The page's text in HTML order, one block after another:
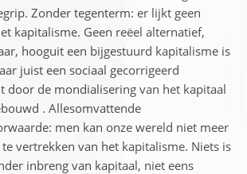
Zonder tegenterm: er lijkt geen
kapitalisme. Geen reëel alternatief,
hooguit een bijgestuurd kapitalisme is
juist een sociaal gecorrigeerd
door de mondialisering van het kapitaal
. Allesomvattende
men kan onze wereld niet meer
vertrekken van het kapitalisme. Niets is
inbreng van kapitaal, niet eens